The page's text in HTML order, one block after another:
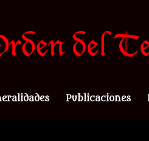
Publicaciones